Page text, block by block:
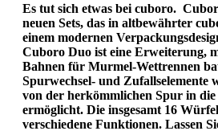
Es tut sich etwas bei cuboro.
neuen Sets, das in altbewährter
einem modernen
Cuboro Duo ist eine Erweiterung,
Bahnen für Murmel-Wettrennen
Spurwechsel- und Zufallselemente
von der herkömmlichen Spur in die
ermöglicht. Die insgesamt 16
verschiedene Funktionen. Lassen